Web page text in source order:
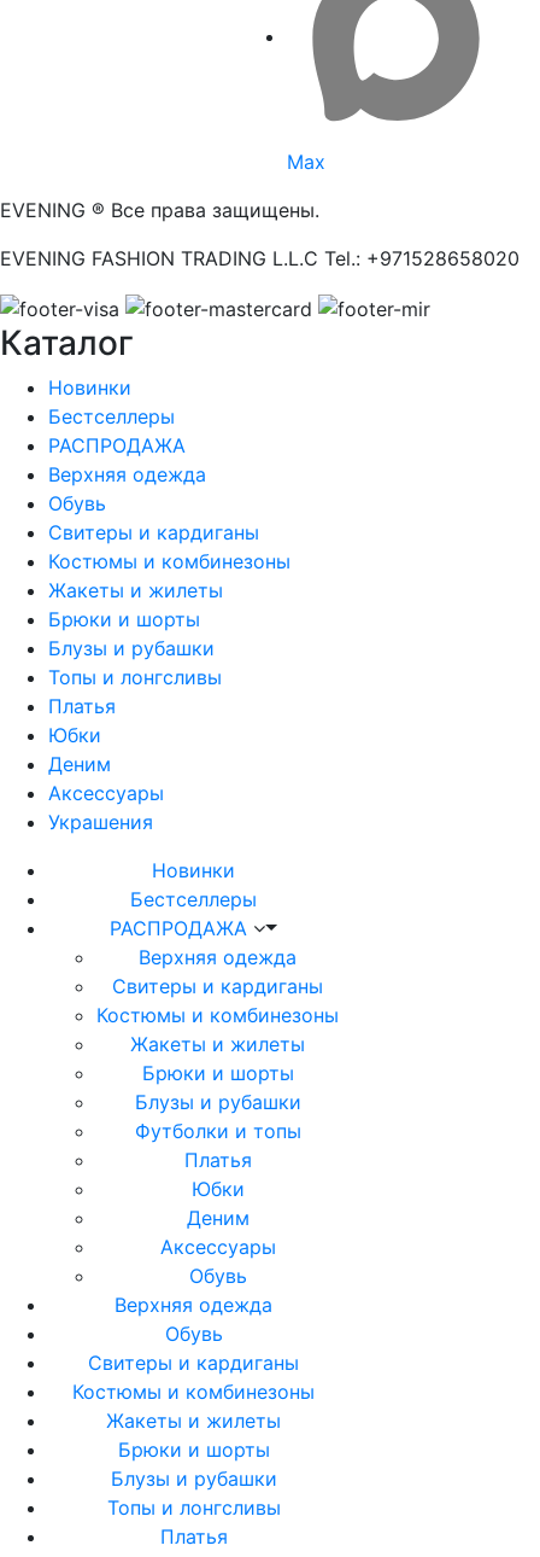
Max
EVENING ® Все права защищены.
EVENING FASHION TRADING L.L.C Tel.: +971528658020
Каталог
Новинки
Бестселлеры
РАСПРОДАЖА
Верхняя одежда
Обувь
Свитеры и кардиганы
Костюмы и комбинезоны
Жакеты и жилеты
Брюки и шорты
Блузы и рубашки
Топы и лонгсливы
Платья
Юбки
Деним
Аксессуары
Украшения
Новинки
Бестселлеры
РАСПРОДАЖА
Верхняя одежда
Свитеры и кардиганы
Костюмы и комбинезоны
Жакеты и жилеты
Брюки и шорты
Блузы и рубашки
Футболки и топы
Платья
Юбки
Деним
Аксессуары
Обувь
Верхняя одежда
Обувь
Свитеры и кардиганы
Костюмы и комбинезоны
Жакеты и жилеты
Брюки и шорты
Блузы и рубашки
Топы и лонгсливы
Платья